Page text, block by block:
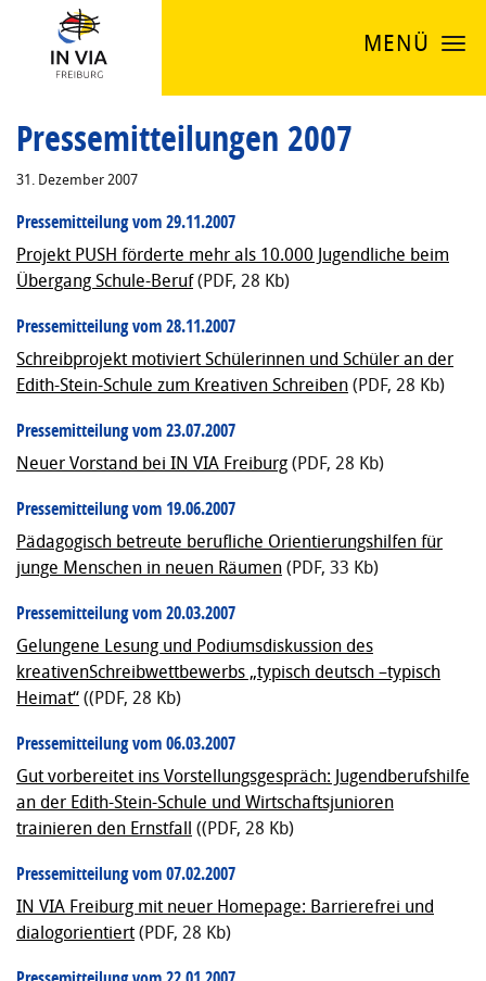
MENÜ
Pressemitteilungen 2007
31. Dezember 2007
Pressemitteilung vom 29.11.2007
Projekt PUSH förderte mehr als 10.000 Jugendliche beim
Übergang Schule-Beruf(PDF, 28 Kb)
Pressemitteilung vom 28.11.2007
Schreibprojekt motiviert Schülerinnen und Schüler an der
Edith-Stein-Schule zum Kreativen Schreiben (PDF, 28 Kb)
Pressemitteilung vom 23.07.2007
Neuer Vorstand bei IN VIA Freiburg (PDF, 28 Kb)
Pressemitteilung vom 19.06.2007
Pädagogisch betreute berufliche Orientierungshilfen für
junge Menschen in neuen Räumen (PDF, 33 Kb)
Pressemitteilung vom 20.03.2007
Gelungene Lesung und Podiumsdiskussion des
kreativenSchreibwettbewerbs „typisch deutsch –typisch
Heimat“ ((PDF, 28 Kb)
Pressemitteilung vom 06.03.2007
Gut vorbereitet ins Vorstellungsgespräch: Jugendberufshilfe
an der Edith-Stein-Schule und Wirtschaftsjunioren
trainieren den Ernstfall ((PDF, 28 Kb)
Pressemitteilung vom 07.02.2007
IN VIA Freiburg mit neuer Homepage: Barrierefrei und
dialogorientiert(PDF, 28 Kb)